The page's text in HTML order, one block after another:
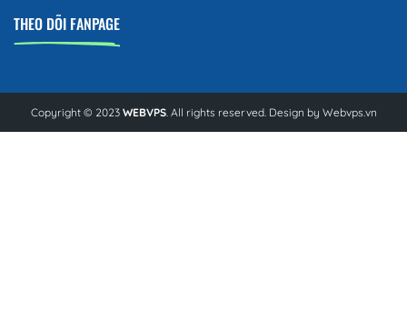
THEO DÕI FANPAGE
Copyright © 2023 WEBVPS. All rights reserved. Design by Webvps.vn